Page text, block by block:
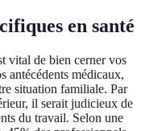
en santé
vital de bien cerner vos
antécédents médicaux,
situation familiale. Par
il serait judicieux de
du travail. Selon une